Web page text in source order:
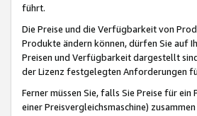
führt.
Die Preise und die Verfügbarkeit von
Produkte ändern können, dürfen Sie auf
Preisen und Verfügbarkeit dargestellt
der Lizenz festgelegten Anforderungen
Ferner müssen Sie, falls Sie Preise für
einer Preisvergleichsmaschine)